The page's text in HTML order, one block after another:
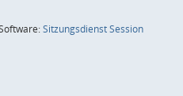
SitzungsdienstSession(Wird in